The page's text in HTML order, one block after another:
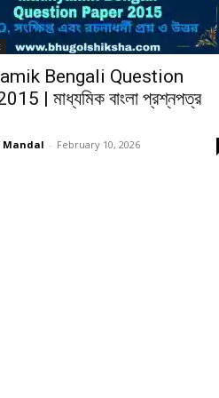
Bengali Question
| মাধ্যমিক বাংলা প্রশ্নপত্র
Mandal - February 10, 2026